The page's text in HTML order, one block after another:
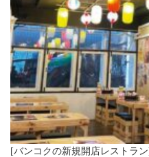
[バンコクの新規開店レストラ